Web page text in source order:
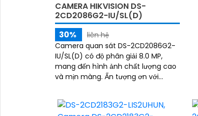
CAMERA HIKVISION DS-
2CD2086G2-IU/SL(D)
30%
liên hệ
Camera quan sát DS-2CD2086G2-
IU/SL(D) có độ phân giải 8.0 MP,
mang đến hình ảnh chất lượng cao
và mịn màng. Ấn tượng ơn với
ngoại 40m giúp hình...